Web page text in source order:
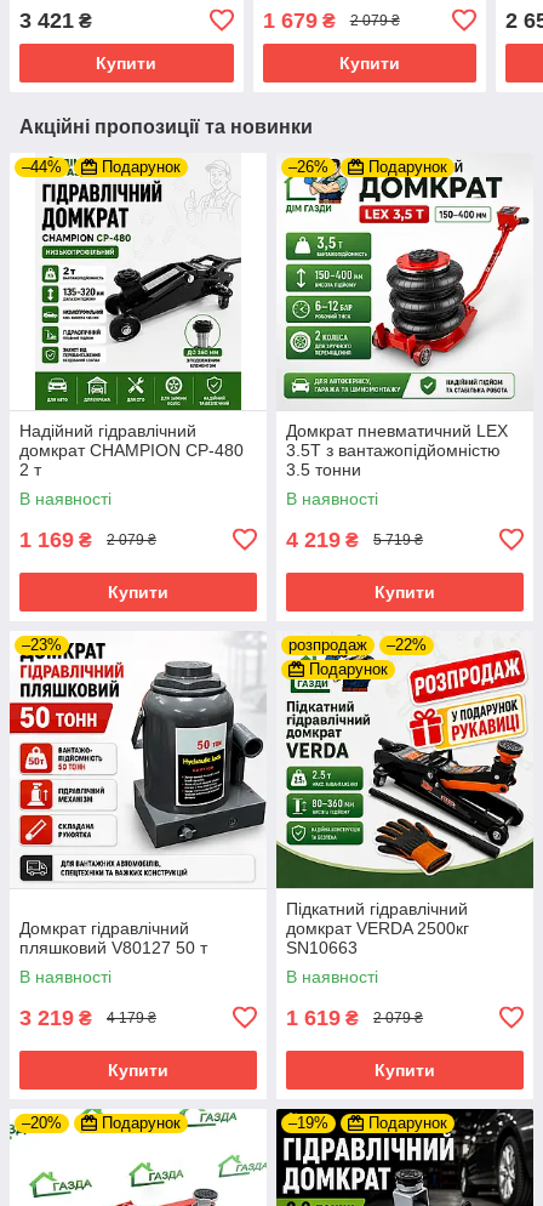
3 421 ₴
Купити
1 679₴ 2 079 ₴
Купити
2
Акційні пропозиції та новинки
–44% Подарунок
Надійний гідравлічний
домкрат CHAMPION CP-480
2 т
В наявності
1 169 ₴ 2 079 ₴
Купити
–26% Подарунок
Домкрат пневматичний LEX
3.5Т з вантажопідйомністю
3.5 тонни
В наявності
4 219 ₴ 5 719 ₴
Купити
–23%
Домкрат гідравлічний
пляшковий V80127 50 т
В наявності
3 219 ₴ 4 179 ₴
Купити
розпродаж
–22%
Подарунок
Підкатний гідравлічний
домкрат VERDA 2500кг
SN10663
В наявності
1 619 ₴ 2 079 ₴
Купити
–20% Подарунок –19% Подарунок